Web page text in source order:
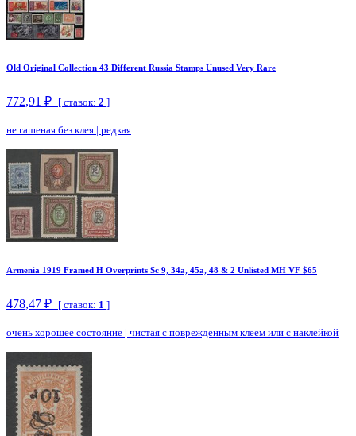
Old Original Collection 43 Different Russia Stamps Unused Very Rare
772,91 ₽ [ ставок: 2 ]
не гашеная без клея | редкая
Armenia 1919 Framed H Overprints Sc 9, 34a, 45a, 48 & 2 Unlisted MH VF $65
478,47 ₽ [ ставок: 1 ]
очень хорошее состояние | чистая с поврежденным клеем или с наклейкой